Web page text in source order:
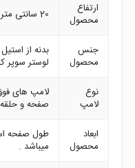
ارتفاع
محصول
20 سانتی متر
جنس
محصول
بدنه از
لوستر سوپر
نوع
لامپ
لامپ های
صفحه و
ابعاد
محصول
میباشد .